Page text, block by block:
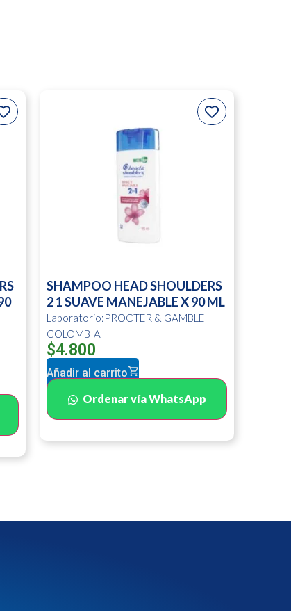
SHAMPOO HEAD SHOULDERS
2 1 SUAVE MANEJABLE X 90 ML
Laboratorio:PROCTER & GAMBLE
COLOMBIA
$4.800
Añadir al carrito
Ordenar vía WhatsApp